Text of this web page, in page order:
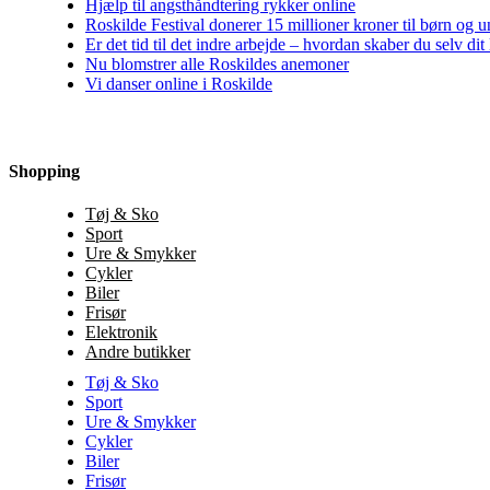
Hjælp til angsthåndtering rykker online
Roskilde Festival donerer 15 millioner kroner til børn og
Er det tid til det indre arbejde – hvordan skaber du selv dit
Nu blomstrer alle Roskildes anemoner
Vi danser online i Roskilde
Shopping
Tøj & Sko
Sport
Ure & Smykker
Cykler
Biler
Frisør
Elektronik
Andre butikker
Tøj & Sko
Sport
Ure & Smykker
Cykler
Biler
Frisør